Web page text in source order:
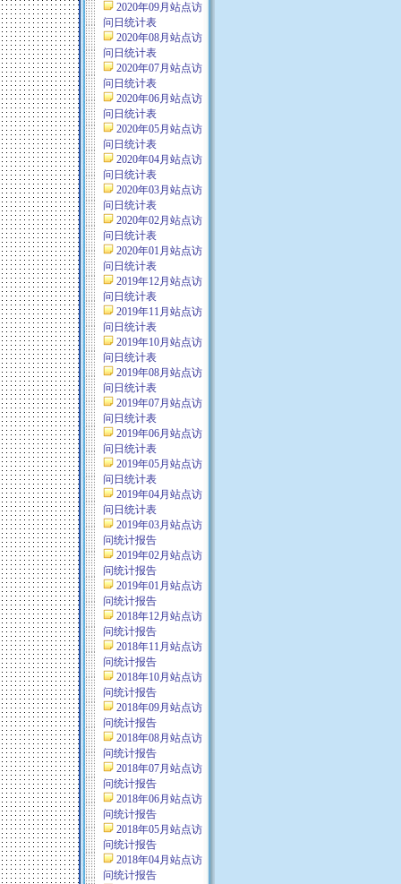
2020年09月站点访
问日统计表
2020年08月站点访
问日统计表
2020年07月站点访
问日统计表
2020年06月站点访
问日统计表
2020年05月站点访
问日统计表
2020年04月站点访
问日统计表
2020年03月站点访
问日统计表
2020年02月站点访
问日统计表
2020年01月站点访
问日统计表
2019年12月站点访
问日统计表
2019年11月站点访
问日统计表
2019年10月站点访
问日统计表
2019年08月站点访
问日统计表
2019年07月站点访
问日统计表
2019年06月站点访
问日统计表
2019年05月站点访
问日统计表
2019年04月站点访
问日统计表
2019年03月站点访
问统计报告
2019年02月站点访
问统计报告
2019年01月站点访
问统计报告
2018年12月站点访
问统计报告
2018年11月站点访
问统计报告
2018年10月站点访
问统计报告
2018年09月站点访
问统计报告
2018年08月站点访
问统计报告
2018年07月站点访
问统计报告
2018年06月站点访
问统计报告
2018年05月站点访
问统计报告
2018年04月站点访
问统计报告